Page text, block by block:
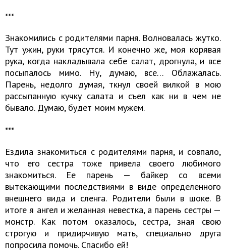
***
Знакомились с родителями парня. Волновалась жутко.
Тут ужин, руки трясутся. И конечно же, моя корявая
рука, когда накладывала себе салат, дрогнула, и все
посыпалось мимо. Ну, думаю, все… Облажалась.
Парень, недолго думая, ткнул своей вилкой в мою
рассыпанную кучку салата и съел как ни в чем не
бывало. Думаю, будет моим мужем.
​​​​​​​***
Ездила знакомиться с родителями парня, и совпало,
что его сестра тоже привела своего любимого
знакомиться. Ее парень — байкер со всеми
вытекающими последствиями в виде определенного
внешнего вида и сленга. Родители были в шоке. В
итоге я ангел и желанная невестка, а парень сестры —
монстр. Как потом оказалось, сестра, зная свою
строгую и придирчивую мать, специально друга
попросила помочь. Спасибо ей!